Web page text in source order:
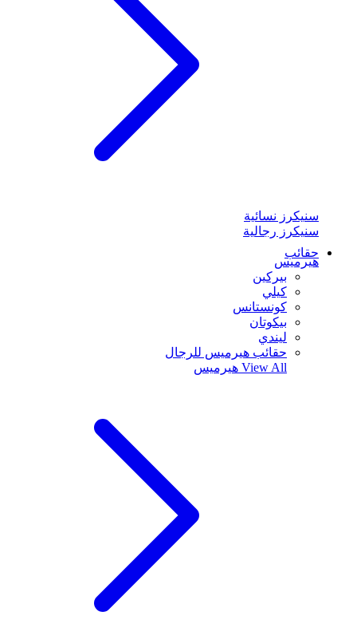
سنيكرز نسائية
سنيكرز رجالية
حقائب
هيرميس
بيركين
كيلي
كونستانس
بيكوتان
ليندي
حقائب هيرميس للرجال
View All هيرميس